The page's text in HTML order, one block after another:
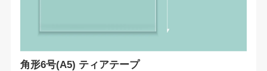
角形6号(A5) ティアテープ